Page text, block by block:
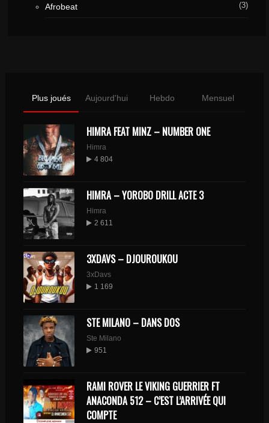
Afrobeat (3)
Plus joués Aujourd'hui Hebdo Mensuel
HIMRA FEAT MINZ – NUMBER ONE
Himra
4 804
HIMRA – YOROBO DRILL ACTE 3
Himra
2 611
3XDAVS – DJOUROUKOU
3xDavs
1 169
STE MILANO – DANS DOS
Ste Milano
951
RAMI ROVER LE VIKING GUERRIER FT
ANACONDA 512 – C’EST L’ARRIVÉE QUI
COMPTE